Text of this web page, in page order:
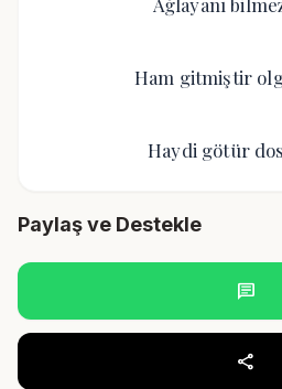
Ham gitmiştir
Haydi götür
Paylaş ve Destekle
chat
share